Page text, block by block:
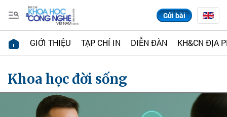
Gửi bài
GIỚI THIỆU TẠP CHÍ IN DIỄN ĐÀN KH&CN ĐỊA
Khoa học đời sống